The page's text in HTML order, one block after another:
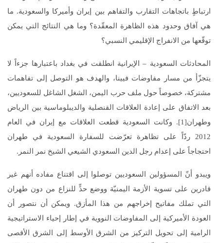
ارتباطٍ باتجاهات التقارب والتفاهم بين إيران وأميركا والسعودية. ما
هي آفاق وحدود هذه الظاهرة المعقّدة؟ وما هي النتائج التي يمكن
توقّعها من الانفراج الإقليمي النسبي؟
المحادثات السعودية – الإيرانية انطلقت في بغداد باعتبارها جزءاً لا
يتجزّأ من مسار مفاوضات فيينا، والهدف هو التوصل إلى تفاهمات
مشتركة، خصوصاً حول ملف حرب اليمن، الشغل الشاغل للسعوديين،
بعد الاتفاق على إعادة العلاقات القنصلية والديبلوماسية بين الرياض
وطهران[1]. وكانت السعودية قطعت العلاقات مع إيران في العام
2012 ردّاً على تظاهرة تعرّضت للسفارة السعودية في طهران
احتجاجاً على إعدام رجل الدين السعودي الشيعي الشيخ نمر النمر.
ويبدو أنّ المسؤولين السعوديين توصلوا إلى اقتناع مفاده أنهم غير
قادرين على تسوية الأزمة اليمنيّة ووضع حدٍّ للنزاع من دون طهران
التي تملك مفاتيح إخراجهم من هذا المأزق. ويمكن أن نتصور أن
العودة الأميركية إلى المفاوضات النووية في إطار إحياء الاستراتيجية
الرامية إلى تحويل التركيز من الشرق الأوسط إلى الشرق الأقصى